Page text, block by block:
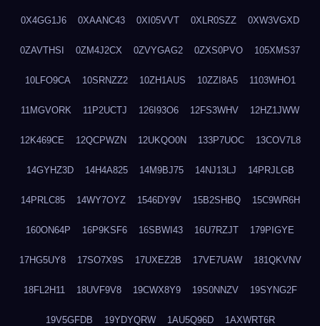
0X4GG1J6 0XAANC43 0XI05VVT 0XLR0SZZ 0XW3VGXD
0ZAVTHSI 0ZM4J2CX 0ZVYGAG2 0ZXS0PVO 105XMS37
10LFO9CA 10SRNZZ2 10ZH1AUS 10ZZI8A5 1103WHO1
11MGVORK 11P2UCTJ 126I93O6 12FS3WHV 12HZ1JWW
12K469CE 12QCPWZN 12UKQO0N 133P7UOC 13COV7L8
14GYHZ3D 14H4A825 14M9BJ75 14NJ13LJ 14PRJLGB
14PRLC85 14WY7OYZ 1546DY9V 15B2SHBQ 15C9WR6H
160ON64P 16P9KSF6 16SBWI43 16U7RZJT 179PIGYE
17HG5UY8 17SO7X9S 17UXEZ2B 17VE7UAW 181QKVNV
18FL2H11 18UVF9V8 19CWX8Y9 19S0NNZV 19SYNG2F
19V5GFDB 19YDYQRW 1AU5Q96D 1AXWRT6R